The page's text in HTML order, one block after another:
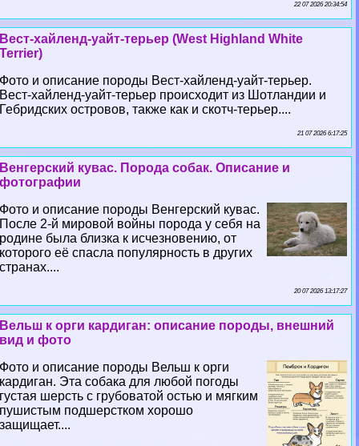
22 07 2026 20:34:54
Вест-хайленд-уайт-терьер (West Highland White
Terrier)
Фото и описание породы Вест-хайленд-уайт-терьер.
Вест-хайленд-уайт-терьер происходит из Шотландии и
Гебридских островов, также как и скотч-терьер....
21 07 2026 6:17:25
Венгерский кувас. Порода собак. Описание и
фотографии
Фото и описание породы Венгерский кувас.
После 2-й мировой войны порода у себя на
родине была близка к исчезновению, от
которого её спасла популярность в других
странах....
20 07 2026 13:17:27
Вельш к opги кардиган: описание породы, внешний
вид и фото
Фото и описание породы Вельш к opги
кардиган. Эта собака для любой погоды
густая шерсть с грубоватой остью и мягким
пушистым подшерстком хорошо
защищает....